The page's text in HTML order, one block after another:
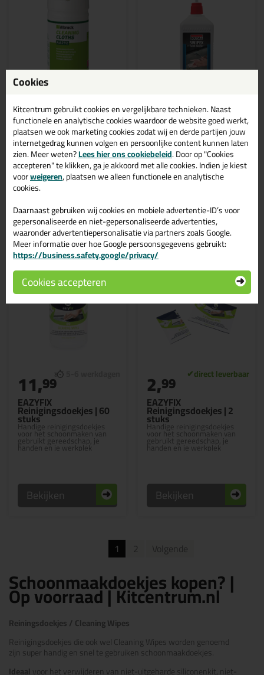
illbruck
Handreinigingsdoekjes
AA292 pot 100st
Verwijderen van niet
uitgeharde substanties
14,49
Bekijken
Soudal Swipex
Handcleaner 1L
Kant en klare handreiniger!
12,99
Bekijken
EAZYFIX
Reinigingsdoekjes | 60
stuks
Handige reinigingsdoekjes
voor het schoonmaken van
gebruikt gereedschap, je
handen en je werkplek
11,99
Bekijken
EAZYFIX
Reinigingsdoekjes | 2
stuks
Handige reinigingsdoekjes
voor het schoonmaken van
gebruikt gereedschap, je
handen en je werkplek
2,99
Bekijken
1 2 Volgende
Schoonmaakdoekjes kopen? |
Op voorraad | Kitcentrum.nl
Reiningsdoekjes / Cleaning Wipes
Reinigingsdoekjes die ook wel Cleaning Wipes worden genoemd
zijn super handigen snel te gebruiken schoonmaakdoekjes.
Ideaal voor het verwijderen van niet-uitgeharde siliconenkit, niet-
Cookies
Kitcentrum gebruikt cookies en vergelijkbare technieken. Naast
functionele en analytische cookies waardoor de website goed werkt,
plaatsen we ook marketing cookies zodat wij en derde partijen jouw
internetgedrag kunnen volgen en persoonlijke content kunnen laten
zien. Meer weten?Lees hier ons cookiebeleid. Door op "Cookies
accepteren" te klikken, ga je akkoord met alle cookies. Indien je kiest
voorweigeren, plaatsen we alleen functionele en analytische
cookies.
Daarnaast gebruiken wij cookies en mobiele advertentie-ID’s voor
gepersonaliseerde en niet-gepersonaliseerde advertenties,
waaronder advertentiepersonalisatie via partners zoals Google.
Meer informatie over hoe Google persoonsgegevens gebruikt:
https://business.safety.google/privacy/
Cookies accepteren